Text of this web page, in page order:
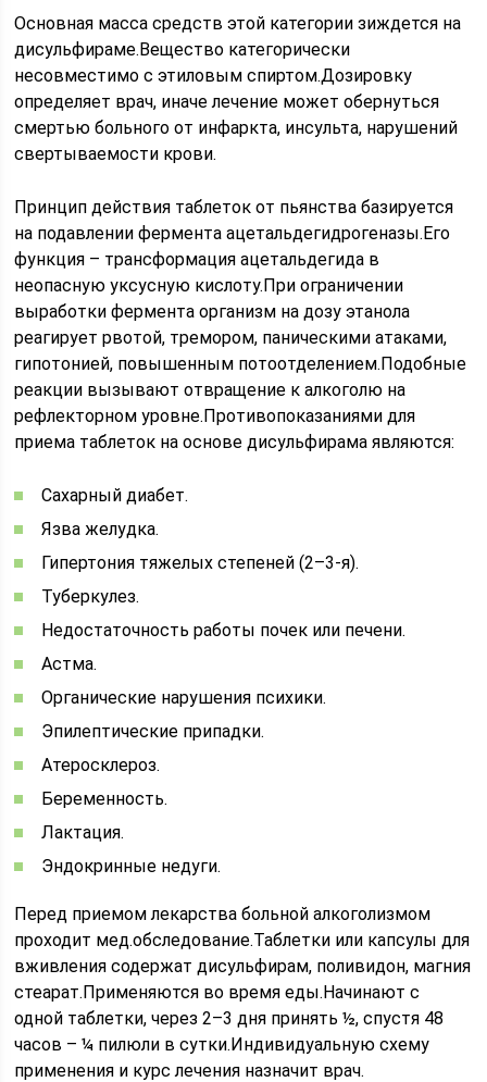
Основная масса средств этой категории зиждется на
дисульфираме.Вещество категорически
несовместимо с этиловым спиртом.Дозировку
определяет врач, иначе лечение может обернуться
смертью больного от инфаркта, инсульта, нарушений
свертываемости крови.
Принцип действия таблеток от пьянства базируется
на подавлении фермента ацетальдегидрогеназы.Его
функция – трансформация ацетальдегида в
неопасную уксусную кислоту.При ограничении
выработки фермента организм на дозу этанола
реагирует рвотой, тремором, паническими атаками,
гипотонией, повышенным потоотделением.Подобные
реакции вызывают отвращение к алкоголю на
рефлекторном уровне.Противопоказаниями для
приема таблеток на основе дисульфирама являются:
Сахарный диабет.
Язва желудка.
Гипертония тяжелых степеней (2–3-я).
Туберкулез.
Недостаточность работы почек или печени.
Астма.
Органические нарушения психики.
Эпилептические припадки.
Атеросклероз.
Беременность.
Лактация.
Эндокринные недуги.
Перед приемом лекарства больной алкоголизмом
проходит мед.обследование.Таблетки или капсулы для
вживления содержат дисульфирам, поливидон, магния
стеарат.Применяются во время еды.Начинают с
одной таблетки, через 2–3 дня принять ½, спустя 48
часов – ¼ пилюли в сутки.Индивидуальную схему
применения и курс лечения назначит врач.